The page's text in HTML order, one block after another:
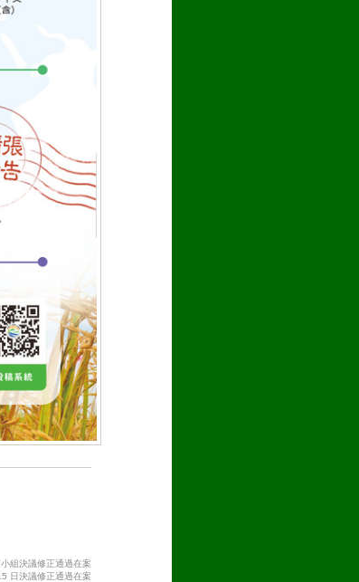
組決議修正通過在案
日決議修正通過在案